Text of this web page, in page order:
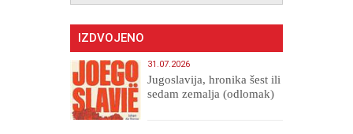
IZDVOJENO
31.07.2026
Jugoslavija, hronika šest ili
sedam zemalja (odlomak)